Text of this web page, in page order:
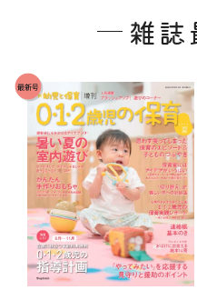
雑誌
最新号